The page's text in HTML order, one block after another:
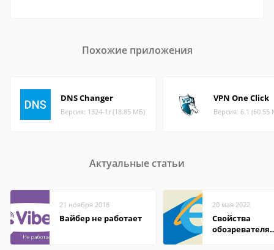
Похожие приложения
DNS Changer
Версия: 1324-1r (18.85 МБ)
VPN One Click
Версия: 6.1 (60.55
Актуальные статьи
21 ноября 2018
Вайбер не работает
20 мая 2022
Свойства
обозревателя